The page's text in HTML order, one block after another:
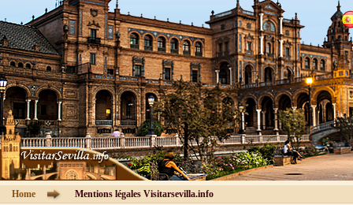
Cathédrale de Séville
Visites Guidées
Information
Billets
Guide de Séville
Home Mentions légales Visitarsevilla.info